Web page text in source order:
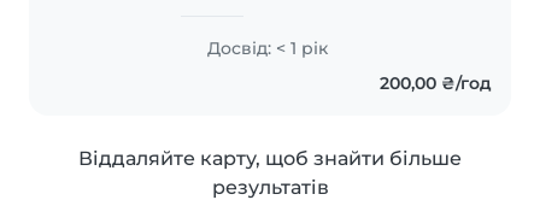
дітьми різного віку, включаючи
немовлят, дітей дошкільного та
шкільного віку. Я люблю
Досвід: < 1 рік
200,00 ₴/год
Віддаляйте карту, щоб знайти більше
результатів